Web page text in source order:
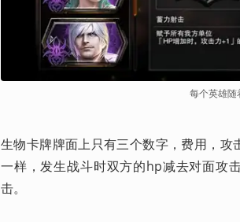
每个英雄随
生物卡牌牌面上只有三个数字，费用，攻
一样，发生战斗时双方的hp减去对面攻
击。